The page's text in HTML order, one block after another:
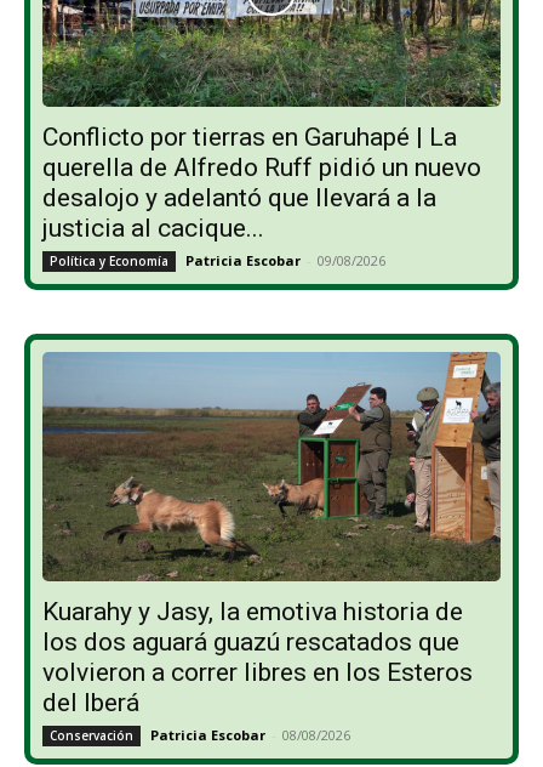
Conflicto por tierras en Garuhapé | La
querella de Alfredo Ruff pidió un nuevo
desalojo y adelantó que llevará a la
justicia al cacique...
Política y Economía Patricia Escobar - 09/08/2026
Kuarahy y Jasy, la emotiva historia de
los dos aguará guazú rescatados que
volvieron a correr libres en los Esteros
del Iberá
Conservación Patricia Escobar - 08/08/2026